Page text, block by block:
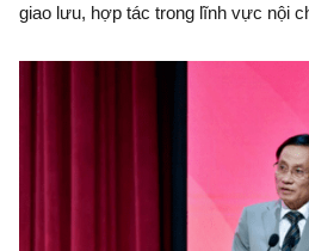
giao lưu, hợp tác trong lĩnh vực nội